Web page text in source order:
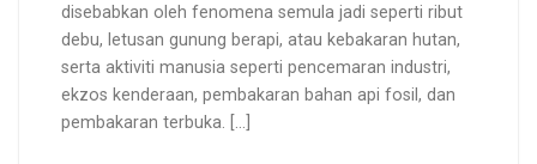
disebabkan oleh fenomena semula jadi seperti ribut
debu, letusan gunung berapi, atau kebakaran hutan,
serta aktiviti manusia seperti pencemaran industri,
ekzos kenderaan, pembakaran bahan api fosil, dan
pembakaran terbuka. […]